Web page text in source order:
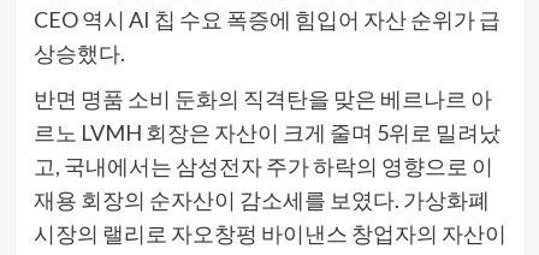
CEO 역시 AI 칩 수요 폭증에 힘입어 자산 순위가 급
상승했다.
반면 명품 소비 둔화의 직격탄을 맞은 베르나르 아
르노 LVMH 회장은 자산이 크게 줄며 5위로 밀려났
고, 국내에서는 삼성전자 주가 하락의 영향으로 이
재용 회장의 순자산이 감소세를 보였다. 가상화폐
시장의 랠리로 자오창펑 바이낸스 창업자의 자산이